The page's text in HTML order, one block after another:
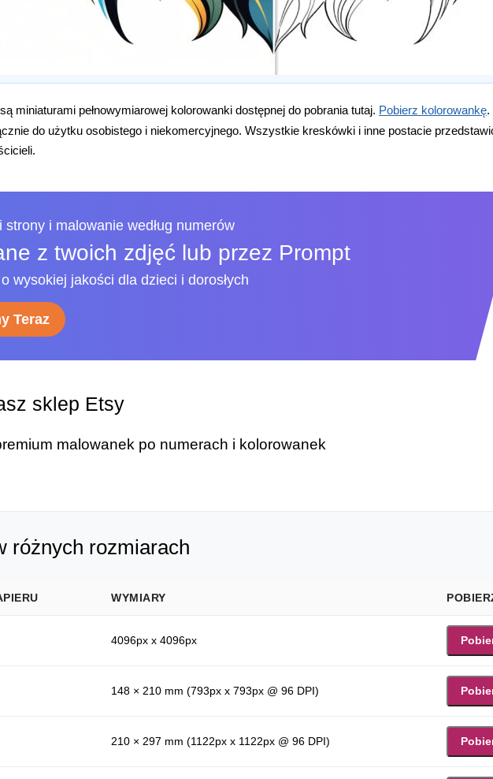
miniaturami pełnowymiarowej kolorowanki dostępnej do pobrania tutaj. Pobierz kolorowankę.
do użytku osobistego i niekomercyjnego. Wszystkie kreskówki i inne postacie
strony i malowanie według numerów
z twoich zdjęć lub przez Prompt
wysokiej jakości dla dzieci i dorosłych
Teraz
sklep Etsy
malowanek po numerach i kolorowanek
różnych rozmiarach
WYMIARY
4096px x 4096px
148 × 210 mm (793px x 793px @ 96 DPI)
210 × 297 mm (1122px x 1122px @ 96 DPI)